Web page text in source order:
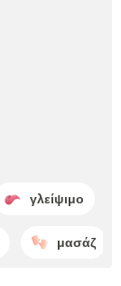
γλείψιμο
μασάζ